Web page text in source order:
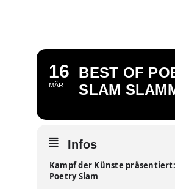
16
MÄR
BEST OF
SLAM
Infos
Kampf der Künste
Poetry Slam